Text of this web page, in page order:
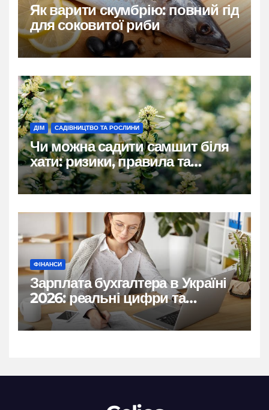
Як варити скумбрію: повний гід
для соковитої риби
ДІМ САДІВНИЦТВО ТА РОСЛИНИ
Чи можна садити самшит біля
хати: ризики, правила та
практичні рішення
ФІНАНСИ
Зарплата бухгалтера в Україні
2026: реальні цифри та
нюанси